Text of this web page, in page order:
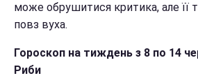
може обрушитися критика, але її
повз вуха.
Гороскоп на тиждень з 8 по 14
Риби